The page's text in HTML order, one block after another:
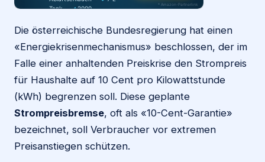
Tank · ✓2000
* Amazon-Partnerlink
Die österreichische Bundesregierung hat einen
«Energiekrisenmechanismus» beschlossen, der im
Falle einer anhaltenden Preiskrise den Strompreis
für Haushalte auf 10 Cent pro Kilowattstunde
(kWh) begrenzen soll. Diese geplante
Strompreisbremse, oft als «10-Cent-Garantie»
bezeichnet, soll Verbraucher vor extremen
Preisanstiegen schützen.